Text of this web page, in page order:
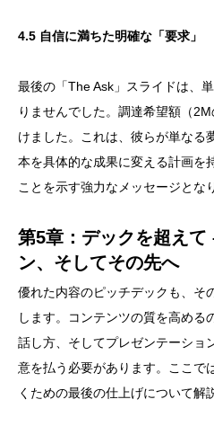
4.5 自信に満ちた明確な「要求」
最後の「The Ask」スライドは、
りませんでした。調達希望額（
けました。これは、彼らが単なる
本を具体的な成果に変える計画を
ことを示す強力なメッセージとな
第5章：デックを超え
ン、そしてその先へ
優れた内容のピッチデックも、そ
します。コンテンツの質を高める
話し方、そしてプレゼンテーショ
意を払う必要があります。ここで
くための最後の仕上げについて解